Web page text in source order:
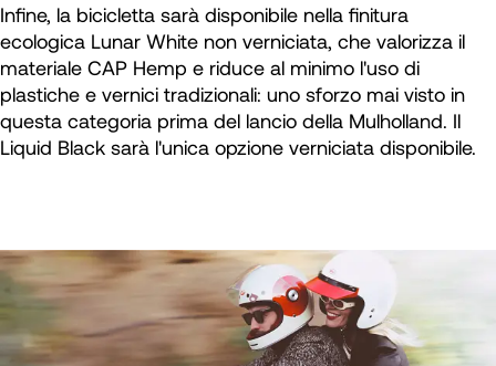
Infine, la bicicletta sarà disponibile nella finitura
ecologica Lunar White non verniciata, che valorizza il
materiale CAP Hemp e riduce al minimo l'uso di
plastiche e vernici tradizionali: uno sforzo mai visto in
questa categoria prima del lancio della Mulholland. Il
Liquid Black sarà l'unica opzione verniciata disponibile.